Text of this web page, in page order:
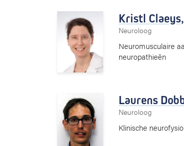
Kristl Claeys,
Neuroloog
Neuromusculaire
neuropathieën
Laurens
Neuroloog
Klinische